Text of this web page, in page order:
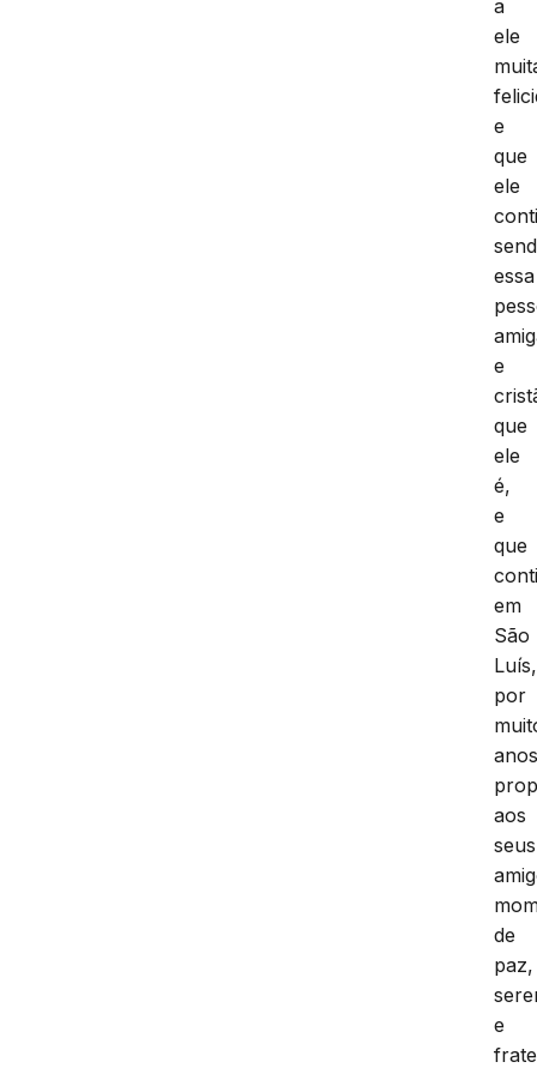
a
ele
e
que
ele
essa
e
que
ele
é,
e
que
em
São
Luís,
por
aos
seus
de
paz,
e